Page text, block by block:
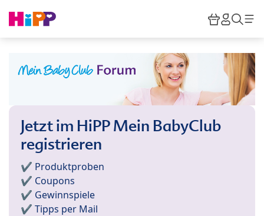
HiPP
Jetzt im HiPP Mein BabyClub
registrieren
✔️ Produktproben
✔️ Coupons
✔️ Gewinnspiele
✔️ Tipps per Mail